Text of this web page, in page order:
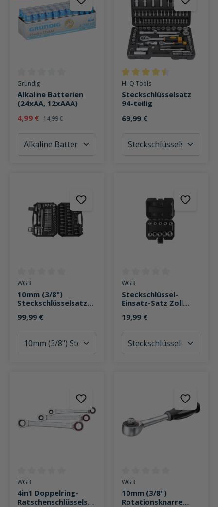
Durchschnittliche Bewertung von 0 von 5 Sternen
Grundig
Alkaline Batterien
(24xAA, 12xAAA)
4,99 € 14,99 €
Durchschnittliche Bewertung
Hi-Q Tools
Steckschlüsselsatz
94-teilig
69,99 €
Durchschnittliche Bewertung von 0 von 5 Sternen
WGB
10mm (3/8")
Steckschlüsselsatz
99,99 €
Durchschnittliche Bewertung
WGB
Steckschlüssel-
Einsatz-Satz Zoll
teilig
19,99 €
Durchschnittliche Bewertung von 0 von 5 Sternen
WGB
4in1 Doppelring-
Ratschenschlüsselsat
Durchschnittliche Bewertung
WGB
10mm (3/8")
Rotationsknarre